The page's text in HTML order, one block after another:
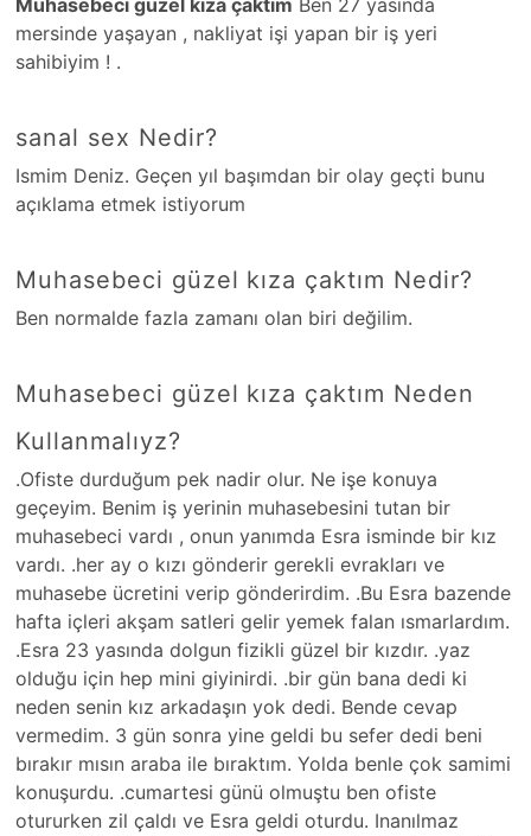
Muhasebeci güzel kıza çaktım Ben 27 yasında
mersinde yaşayan , nakliyat işi yapan bir iş yeri
sahibiyim ! .
sanal sex Nedir?
Ismim Deniz. Geçen yıl başımdan bir olay geçti bunu
açıklama etmek istiyorum
Muhasebeci güzel kıza çaktım Nedir?
Ben normalde fazla zamanı olan biri değilim.
Muhasebeci güzel kıza çaktım Neden
Kullanmalıyz?
.Ofiste durduğum pek nadir olur. Ne işe konuya
geçeyim. Benim iş yerinin muhasebesini tutan bir
muhasebeci vardı , onun yanımda Esra isminde bir kız
vardı. .her ay o kızı gönderir gerekli evrakları ve
muhasebe ücretini verip gönderirdim. .Bu Esra bazende
hafta içleri akşam satleri gelir yemek falan ısmarlardım.
.Esra 23 yasında dolgun fizikli güzel bir kızdır. .yaz
olduğu için hep mini giyinirdi. .bir gün bana dedi ki
neden senin kız arkadaşın yok dedi. Bende cevap
vermedim. 3 gün sonra yine geldi bu sefer dedi beni
bırakır mısın araba ile bıraktım. Yolda benle çok samimi
konuşurdu. .cumartesi günü olmuştu ben ofiste
otururken zil çaldı ve Esra geldi oturdu. Inanılmaz